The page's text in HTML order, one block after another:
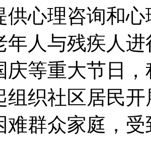
供心理咨询和
年人与残疾人
庆等重大节日
组织社区居民
难群众家庭，